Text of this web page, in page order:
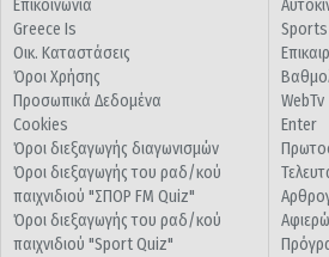
Επικοινωνία
Greece Is
Οικ. Καταστάσεις
Όροι Χρήσης
Προσωπικά Δεδομένα
Cookies
Όροι διεξαγωγής διαγωνισμών
Όροι διεξαγωγής του ραδ/κού
παιχνιδιού "ΣΠΟΡ FM Quiz"
Όροι διεξαγωγής του ραδ/κού
παιχνιδιού "Sport Quiz"
Sports
WebTv
Enter